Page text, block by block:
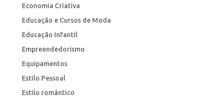
Economia Criativa
Educação e Cursos de Moda
Educação Infantil
Empreendedorismo
Equipamentos
Estilo Pessoal
Estilo romântico